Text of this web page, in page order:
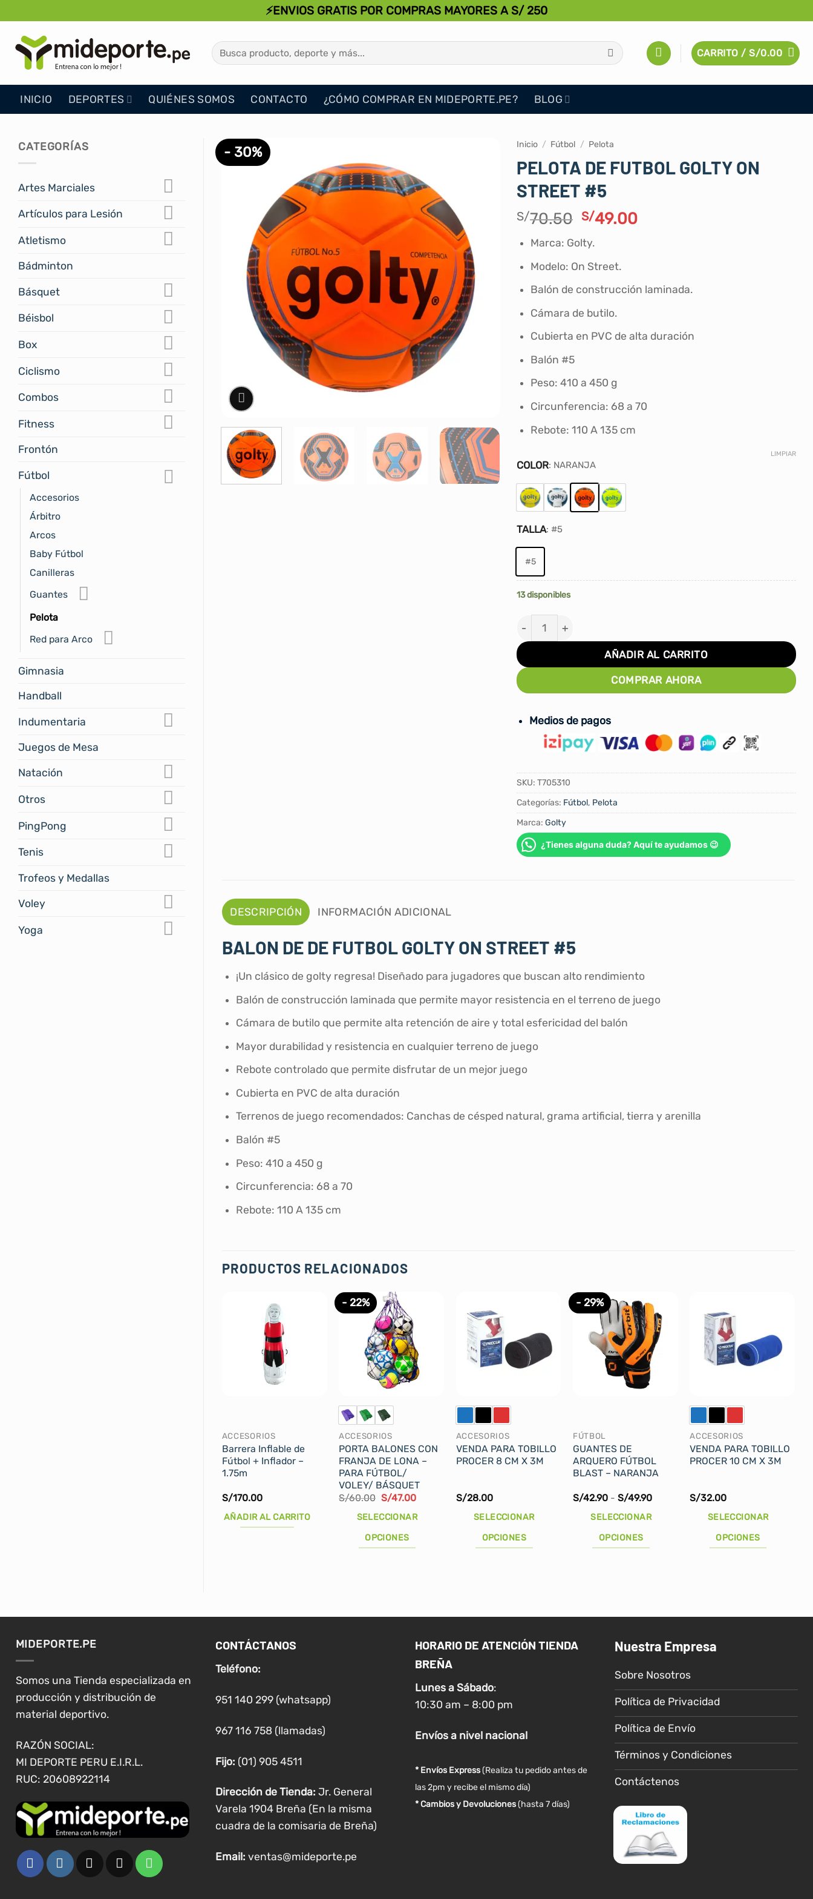
al
contenido
⚡ENVIOS GRATIS POR COMPRAS MAYORES A S/ 250
Buscar
por:
CARRITO /S/0.00
INICIO DEPORTES QUIÉNES SOMOS CONTACTO ¿CÓMO COMPRAR EN MIDEPORTE.PE? BLOG
CATEGORÍAS
Artes Marciales
Artículos para Lesión
Atletismo
Bádminton
Básquet
Béisbol
Box
Ciclismo
Combos
Fitness
Frontón
Fútbol
Accesorios
Árbitro
Arcos
Baby Fútbol
Canilleras
Guantes
Pelota
Red para Arco
Gimnasia
Handball
Indumentaria
Juegos de Mesa
Natación
Otros
PingPong
Tenis
Trofeos y Medallas
Voley
Yoga
- 30% Inicio / Fútbol / Pelota
PELOTA DE FUTBOL GOLTY ON
STREET #5
S/70.50 El
precio
original
era:
S/70.50.
S/49.00El
S/49.00.
Marca: Golty.
Modelo: On Street.
Balón de construcción laminada.
Cámara de butilo.
Cubierta en PVC de alta duración
Balón #5
Peso: 410 a 450 g
Circunferencia: 68 a 70
Rebote: 110 A 135 cm
COLOR: NARANJA
TALLA: #5
#5
LIMPIAR
13 disponibles
PELOTA DE FUTBOL GOLTY ON STREET #5 cantidad
AÑADIR AL CARRITO
COMPRAR AHORA
Medios de pagos
SKU: T705310
Categorías: Fútbol, Pelota
Marca: Golty
¿Tienes alguna duda? Aquí te ayudamos 😉
DESCRIPCIÓN INFORMACIÓN ADICIONAL
BALON DE DE FUTBOL GOLTY ON STREET #5
¡Un clásico de golty regresa! Diseñado para jugadores que buscan alto rendimiento
Balón de construcción laminada que permite mayor resistencia en el terreno de juego
Cámara de butilo que permite alta retención de aire y total esfericidad del balón
Mayor durabilidad y resistencia en cualquier terreno de juego
Rebote controlado que permite disfrutar de un mejor juego
Cubierta en PVC de alta duración
Terrenos de juego recomendados: Canchas de césped natural, grama artificial, tierra y arenilla
Balón #5
Peso: 410 a 450 g
Circunferencia: 68 a 70
Rebote: 110 A 135 cm
PRODUCTOS RELACIONADOS
ACCESORIOS
Barrera Inflable de
Fútbol + Inflador –
1.75m
S/170.00
AÑADIR AL CARRITO
- 22%
ACCESORIOS
PORTA BALONES CON
FRANJA DE LONA –
PARA FÚTBOL/
VOLEY/ BÁSQUET
S/60.00 El
original
S/60.00.
S/47.00El
actual
SELECCIONAR
OPCIONES
variantes.
ACCESORIOS
VENDA PARA TOBILLO
PROCER 8 CM X 3M
S/28.00
SELECCIONAR
OPCIONES
variantes.
opciones
elegir
en
página
producto
- 29%
FÚTBOL
GUANTES DE
ARQUERO FÚTBOL
BLAST – NARANJA
S/42.90 - S/49.90Rango
precios:
SELECCIONAR
OPCIONES
variantes.
opciones
producto
ACCESORIOS
VENDA PARA TOBILLO
PROCER 10 CM X 3M
S/32.00
SELECCIONAR
OPCIONES
variantes.
opciones
pueden
elegir
en
la
de
producto
MIDEPORTE.PE
Somos una Tienda especializada en
producción y distribución de
material deportivo.
RAZÓN SOCIAL:
MI DEPORTE PERU E.I.R.L.
RUC: 20608922114
CONTÁCTANOS
Teléfono:
951 140 299 (whatsapp)
967 116 758 (llamadas)
Fijo: (01) 905 4511
Dirección de Tienda: Jr. General
Varela 1904 Breña (En la misma
cuadra de la comisaria de Breña)
Email: ventas@mideporte.pe
HORARIO DE ATENCIÓN TIENDA
BREÑA
Lunes a Sábado:
10:30 am – 8:00 pm
Envíosa nivel nacional
* Envíos Express(Realiza tu pedido antes de
las 2pm y recibe el mismo día)
* Cambios y Devoluciones (hasta 7 días)
Nuestra Empresa
Sobre Nosotros
Política de Privacidad
Política de Envío
Términos y Condiciones
Contáctenos